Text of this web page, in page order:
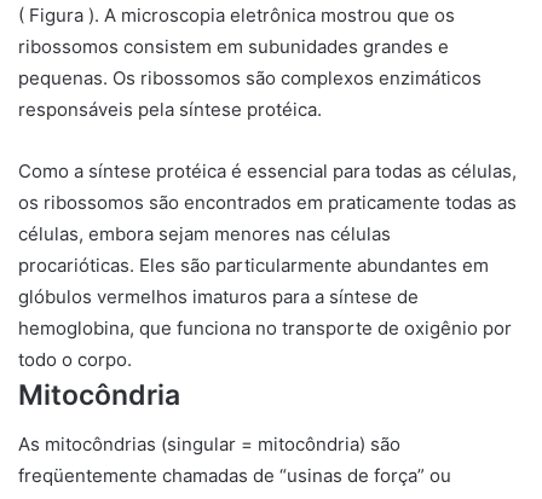
( Figura ). A microscopia eletrônica mostrou que os
ribossomos consistem em subunidades grandes e
pequenas. Os ribossomos são complexos enzimáticos
responsáveis ​​pela síntese protéica.
Como a síntese protéica é essencial para todas as células,
os ribossomos são encontrados em praticamente todas as
células, embora sejam menores nas células
procarióticas. Eles são particularmente abundantes em
glóbulos vermelhos imaturos para a síntese de
hemoglobina, que funciona no transporte de oxigênio por
todo o corpo.
Mitocôndria
As mitocôndrias (singular = mitocôndria) são
freqüentemente chamadas de “usinas de força” ou